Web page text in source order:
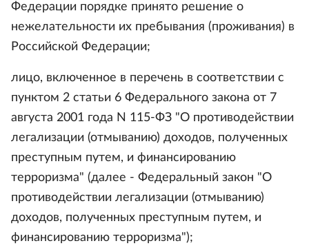
Федерации порядке принято решение о
нежелательности их пребывания (проживания) в
Российской Федерации;
лицо, включенное в перечень в соответствии с
пунктом 2 статьи 6 Федерального закона от 7
августа 2001 года N 115-ФЗ "О противодействии
легализации (отмыванию) доходов, полученных
преступным путем, и финансированию
терроризма" (далее - Федеральный закон "О
противодействии легализации (отмыванию)
доходов, полученных преступным путем, и
финансированию терроризма");